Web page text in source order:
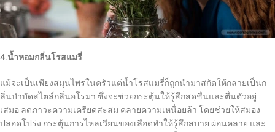
4.น้ำหอมกลิ่นโรสแมรี่
แม้จะเป็นเพียงสมุนไพรในครัวแต่น้ำโรสแมรี่ก็ถูกนำมาสกัดให้กลายเป็นก
ลิ่นบำบัดสไตล์กลิ่นอโรมา ซึ่งจะช่วยกระตุ้นให้รู้สึกสดชื่นและตื่นตัวอยู่
เสมอ ลดภาวะความเครียดสะสม คลายความเหนื่อยล้า โดยช่วยให้สมอง
ปลอดโปร่ง กระตุ้นการไหลเวียนของเลือดทำให้รู้สึกสบาย ผ่อนคลาย และ